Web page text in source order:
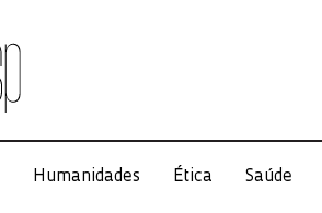
Humanidades Ética Saúde